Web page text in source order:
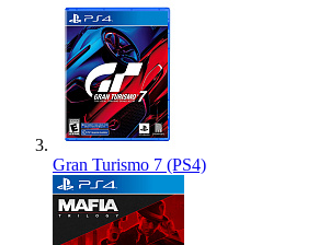
Gran Turismo 7 (PS4)